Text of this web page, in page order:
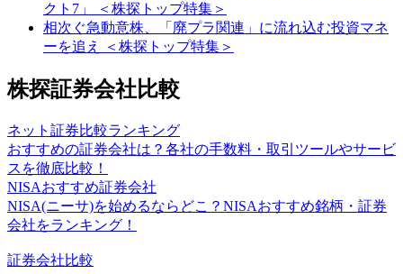
クト7」 ＜株探トップ特集＞
相次ぐ急動意株、「廃プラ関連」に流れ込む投資マネ
ーを追え ＜株探トップ特集＞
株探証券会社比較
ネット証券比較ランキング
おすすめの証券会社は？各社の手数料・取引ツールやサービ
スを徹底比較！
NISAおすすめ証券会社
NISA(ニーサ)を始めるならどこ？NISAおすすめ銘柄・証券
会社をランキング！
証券会社比較